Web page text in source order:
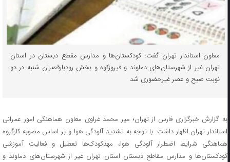
معاون استاندار تهران گفت: کودکستان‌ها و مدارس مقطع دبستان در استان
تهران غیر از شهرستان‌های دماوند و فیروزکوه و بخش رودبارقصران شنبه در دو
نوبت صبح و عصر غیرحضوری شد
به گزارش خبرگزاری فارس از تهران؛ میر محمد غراوی معاون هماهنگی امور عمرانی
استاندار تهران اظهار داشت: با توجه به تشدید آلودگی هوا و بر اساس مصوبه کارگروه
هماهنگی شرایط اضطرار آلودگی هوا، مهدکودک‌ها تعطیل و فعالیت آموزشی
کودکستان‌ها و مدارس مقاطع دبستان استان تهران غیر از شهرستان‌های دماوند و